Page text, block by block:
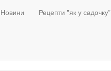
Новини Рецепти "як у садочку"